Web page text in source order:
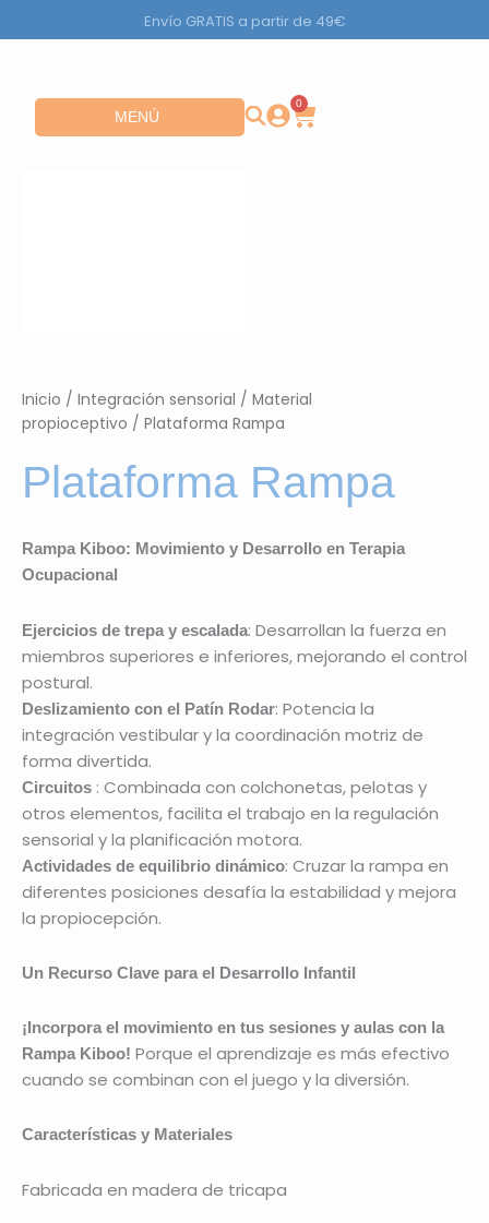
al
Envío GRATIS a partir de 49€
MENÚ Abrir MENÚ 0
Carrito
Inicio / Integración sensorial / Material
propioceptivo / Plataforma Rampa
Plataforma Rampa
Rampa Kiboo: Movimiento y Desarrollo en Terapia
Ocupacional
Ejercicios de trepa y escalada: Desarrollan la fuerza en
miembros superiores e inferiores, mejorando el control
postural.
Deslizamiento con el Patín Rodar: Potencia la
integración vestibular y la coordinación motriz de
forma divertida.
Circuitos : Combinada con colchonetas, pelotas y
otros elementos, facilita el trabajo en la regulación
sensorial y la planificación motora.
Actividades de equilibrio dinámico: Cruzar la rampa en
diferentes posiciones desafía la estabilidad y mejora
la propiocepción.
Un Recurso Clave para el Desarrollo Infantil
¡Incorpora el movimiento en tus sesiones y aulas con la
Rampa Kiboo! Porque el aprendizaje es más efectivo
cuando se combinan con el juego y la diversión.
Características y Materiales
Fabricada en madera de tricapa